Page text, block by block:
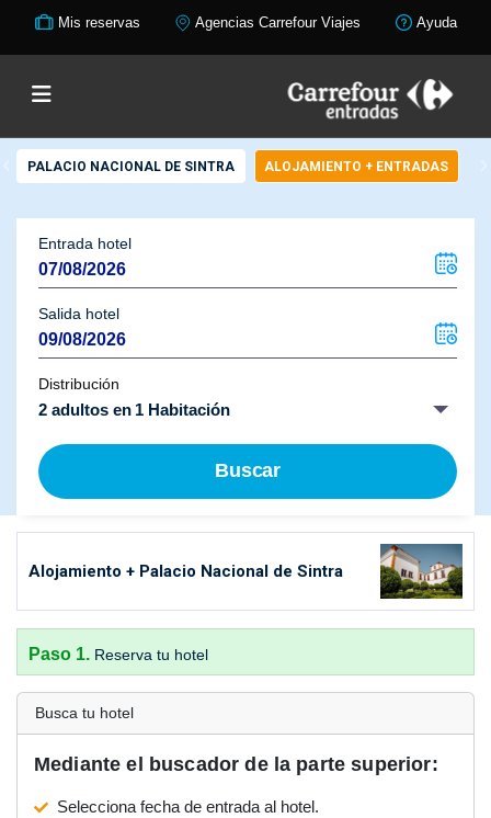
Mis reservas Agencias Carrefour Viajes Ayuda
PALACIO NACIONAL DE SINTRA ALOJAMIENTO + ENTRADAS
Entrada hotel
Salida hotel
Distribución
2 adultos en 1 Habitación
Buscar
Alojamiento + Palacio Nacional de Sintra
Paso 1. Reserva tu hotel
Busca tu hotel
Mediante el buscador de la parte superior:
Selecciona fecha de entrada al hotel.